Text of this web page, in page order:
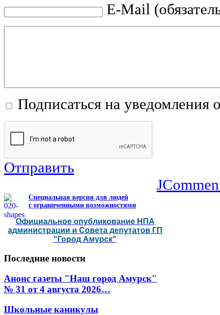
E-Mail
Подписаться на уведомления
Отправить
Специальная версия для людей
с ограниченными возможностями
Официальное опубликование НПА
администрации и Совета депутатов ГП
"Город Амурск"
Последние новости
Анонс газеты "Наш город Амурск"
№ 31 от 4 августа 2026…
Школьные каникулы